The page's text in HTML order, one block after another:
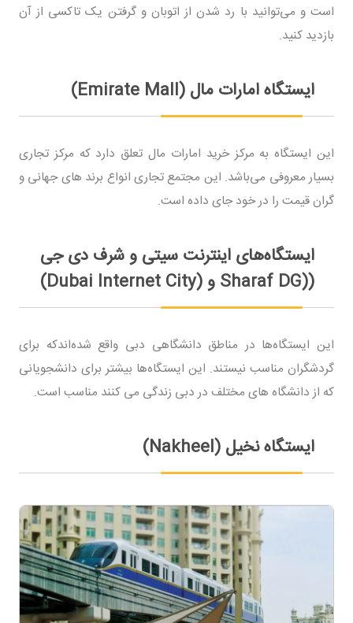
است و می‌توانید با رد شدن از اتوبان و گرفتن یک تاکسی از آن
بازدید کنید.
ایستگاه امارات مال (Emirate Mall)
این ایستگاه به مرکز خرید امارات مال تعلق دارد که مرکز تجاری
بسیار معروفی می‌باشد. این مجتمع تجاری انواع برند های جهانی و
گران قیمت را در خود جای داده است.
ایستگاه‌های اینترنت سیتی و شرف دی جی
((Sharaf DG و (Dubai Internet City)
این ایستگاه‌ها در مناطق دانشگاهی دبی واقع شده‌اندکه برای
گردشگران مناسب نیستند. این ایستگاه‌ها بیشتر برای دانشجویانی
که از دانشگاه های مختلف در دبی زندگی می کنند مناسب است.
ایستگاه نخیل (Nakheel)